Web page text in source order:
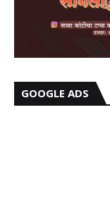
GOOGLE ADS